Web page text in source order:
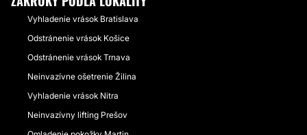
Vyhladenie vrások Bratislava
Odstránenie vrások Košice
Odstránenie vrások Trnava
Neinvazívne ošetrenie Žilina
Vyhladenie vrások Nitra
Neinvazívny lifting Prešov